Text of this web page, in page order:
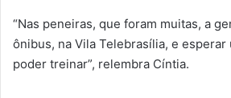
“Nas peneiras, que foram muitas, a
ônibus, na Vila Telebrasília, e esperar
poder treinar”, relembra Cíntia.